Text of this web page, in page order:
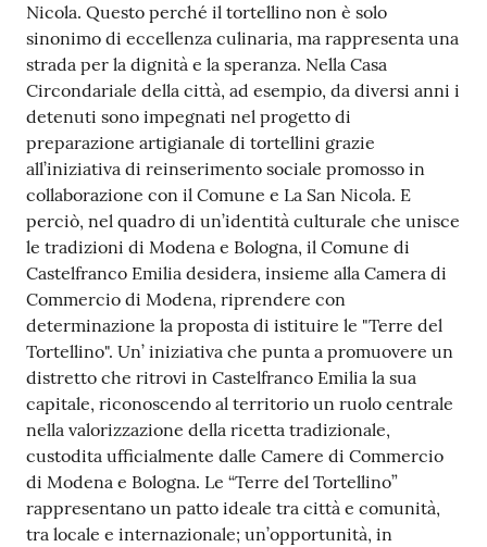
Nicola. Questo perché il tortellino non è solo
sinonimo di eccellenza culinaria, ma rappresenta una
strada per la dignità e la speranza. Nella Casa
Circondariale della città, ad esempio, da diversi anni i
detenuti sono impegnati nel progetto di
preparazione artigianale di tortellini grazie
all’iniziativa di reinserimento sociale promosso in
collaborazione con il Comune e La San Nicola. E
perciò, nel quadro di un’identità culturale che unisce
le tradizioni di Modena e Bologna, il Comune di
Castelfranco Emilia desidera, insieme alla Camera di
Commercio di Modena, riprendere con
determinazione la proposta di istituire le "Terre del
Tortellino". Un’ iniziativa che punta a promuovere un
distretto che ritrovi in Castelfranco Emilia la sua
capitale, riconoscendo al territorio un ruolo centrale
nella valorizzazione della ricetta tradizionale,
custodita ufficialmente dalle Camere di Commercio
di Modena e Bologna. Le “Terre del Tortellino”
rappresentano un patto ideale tra città e comunità,
tra locale e internazionale; un’opportunità, in